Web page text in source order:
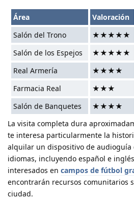
Área Valoración
Salón del Trono
★★★★★
Salón de los Espejos
★★★★★
Real Armería
★★★★
Farmacia Real
★★★
Salón de Banquetes
★★★★
La visita completa dura
te interesa particularmente la
alquilar un dispositivo de audioguía
idiomas, incluyendo español e
interesados en campos de fútbol
encontrarán recursos comunitarios
ciudad.